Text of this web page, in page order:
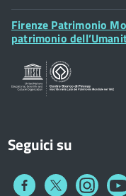
Posta Elettronica
Footer
Widget
Firenze Patrimonio
patrimonio
Seguici su
Collegamento